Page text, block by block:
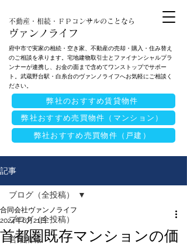
府中市で実家の相続・空き家、不動産の売却・購入・住み替え
のご相談を承ります。宅地建物取引士とファイナンシャルプラ
ンナーが連携し、お金の面まで含めてワンストップでサポー
ト。武蔵野台駅・白糸台のヴァンノライフへお気軽にご相談く
ださい。
ヴァンノライフ
不動産・相続・ＦＰコンサルのことなら
弊社おすすめ売買物件（マンション）
弊社のおすすめ賃貸物件
弊社おすすめ売買物件（戸建）
記事
ブログ（全投稿）
営業情報
ブログ（全投稿）
首都圏既存マンションの価
合同会社ヴァンノライフ
2024年6月21日